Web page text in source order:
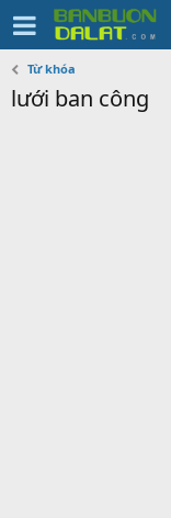
Từ khóa
lưới ban công